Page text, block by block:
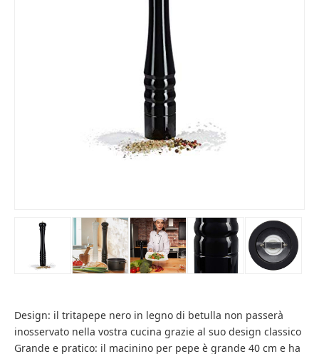
Design: il tritapepe nero in legno di betulla non passerà
inosservato nella vostra cucina grazie al suo design classico
Grande e pratico: il macinino per pepe è grande 40 cm e ha